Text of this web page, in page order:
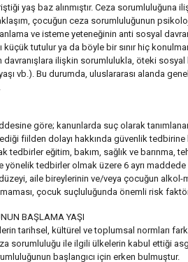
yaş baz alınmıştır. Ceza sorumluluğuna
çocuğun ceza sorumluluğunun
ve isteme yeteneğinin anti sosyal
küçük tutulur ya da böyle bir sınır hiç
ilişkin sorumlulukla, öteki sosyal
vb.). Bu durumda, uluslararası alanda
göre; kanunlarda suç olarak
fiilden dolayı hakkında güvenlik
tedbirler eğitim, bakım, sağlık ve barınma,
tedbirler olmak üzere 6 ayrı maddede
aile bireylerinin ve/veya çocuğun alkol-
çocuk suçluluğunda önemli risk
BAŞLAMA YAŞI
tarihsel, kültürel ve toplumsal normları
sorumluluğu ile ilgili ülkelerin kabul ettiği
başlangıcı için erken bulmuştur.